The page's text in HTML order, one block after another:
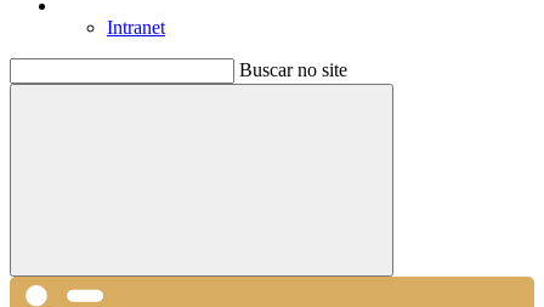
Intranet
Buscar no site
Buscar